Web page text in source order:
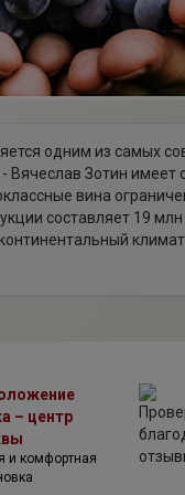
одним из самых
Вячеслав Зотин имеет
вина
составляет 19 млн
хребта
без доступа
а также
кластера.
вин Кубани. Каждый
– центр
и комфортная